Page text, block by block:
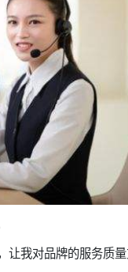
我对品牌的服务质量